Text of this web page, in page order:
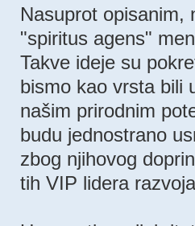
Nasuprot opisanim,
"spiritus agens"
Takve ideje su
bismo kao vrsta bili
našim prirodnim
budu jednostrano
zbog njihovog
tih VIP lidera